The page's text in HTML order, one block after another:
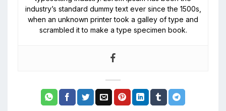
industry’s standard dummy text ever since the 1500s,
when an unknown printer took a galley of type and
scrambled it to make a type specimen book.